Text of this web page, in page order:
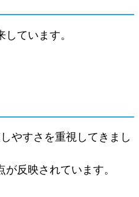
ています。
やすさを重視してきまし
反映されています。